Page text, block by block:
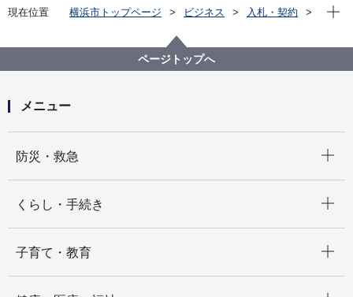
現在位置 横浜市トップページ ビジネス
入札・契約
【※終了しました】【公募型プロポーザル⽅式】令和
３年度 地域包括⽀援センター職員研修
現在
ページトップへ
メニュー
防災・救急
くらし・手続き
子育て・教育